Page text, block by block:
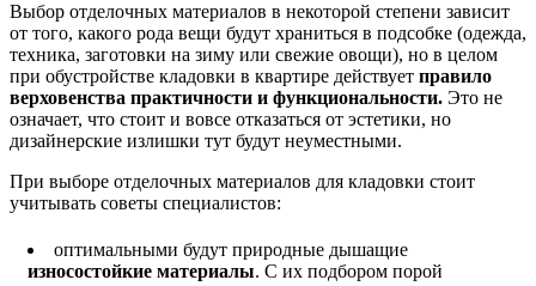
Выбор отделочных материалов в некоторой степени зависит
от того, какого рода вещи будут храниться в подсобке (одежда,
техника, заготовки на зиму или свежие овощи), но в целом
при обустройстве кладовки в квартире действует правило
верховенства практичности и функциональности. Это не
означает, что стоит и вовсе отказаться от эстетики, но
дизайнерские излишки тут будут неуместными.
При выборе отделочных материалов для кладовки стоит
учитывать советы специалистов:
оптимальными будут природные дышащие
износостойкие материалы. С их подбором порой